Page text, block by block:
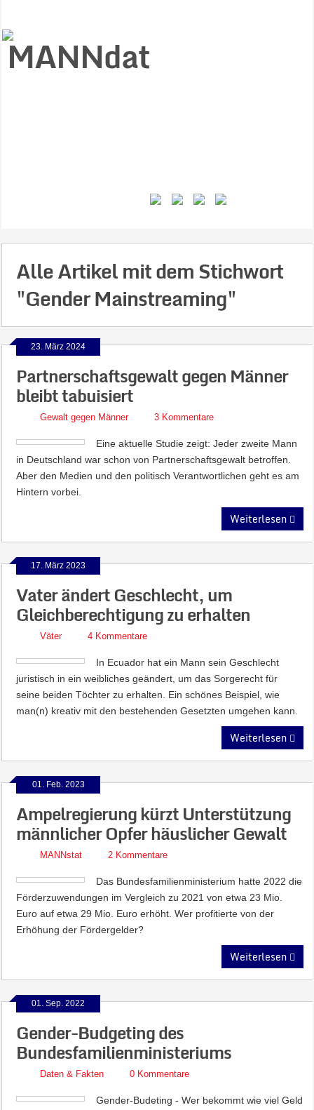
Alle Artikel mit dem Stichwort
"Gender Mainstreaming"
23. März 2024
Partnerschaftsgewalt gegen Männer
bleibt tabuisiert
Gewalt gegen Männer 3 Kommentare
Eine aktuelle Studie zeigt: Jeder zweite Mann
in Deutschland war schon von Partnerschaftsgewalt betroffen.
Aber den Medien und den politisch Verantwortlichen geht es am
Hintern vorbei.
Weiterlesen
17. März 2023
Vater ändert Geschlecht, um
Gleichberechtigung zu erhalten
Väter 4 Kommentare
In Ecuador hat ein Mann sein Geschlecht
juristisch in ein weibliches geändert, um das Sorgerecht für
seine beiden Töchter zu erhalten. Ein schönes Beispiel, wie
man(n) kreativ mit den bestehenden Gesetzten umgehen kann.
Weiterlesen
01. Feb. 2023
Ampelregierung kürzt Unterstützung
männlicher Opfer häuslicher Gewalt
MANNstat 2 Kommentare
Das Bundesfamilienministerium hatte 2022 die
Förderzuwendungen im Vergleich zu 2021 von etwa 23 Mio.
Euro auf etwa 29 Mio. Euro erhöht. Wer profitierte von der
Erhöhung der Fördergelder?
Weiterlesen
01. Sep. 2022
Gender-Budgeting des
Bundesfamilienministeriums
Daten & Fakten 0 Kommentare
Gender-Budeting - Wer bekommt wie viel Geld